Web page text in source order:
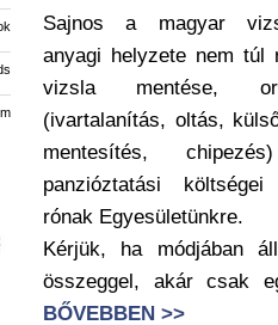
Sajnos a magyar
anyagi helyzete nem túl
vizsla mentése,
(ivartalanítás, oltás,
mentesítés,
panzióztatási
rónak Egyesületünkre.
Kérjük, ha módjában
összeggel, akár csak
BŐVEBBEN >>